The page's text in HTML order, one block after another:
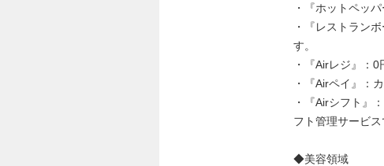
・『ホットペッ
・『レストラン
す。
・『Airレジ』：
・『Airペイ』：
・『Airシフト』
フト管理サービス
◆美容領域